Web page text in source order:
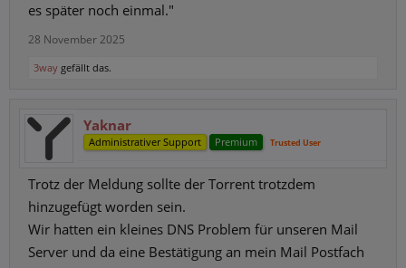
es später noch einmal."
28 November 2025
3way gefällt das.
Yaknar
Administrativer Support Premium Trusted User
Trotz der Meldung sollte der Torrent trotzdem
hinzugefügt worden sein.
Wir hatten ein kleines DNS Problem für unseren Mail
Server und da eine Bestätigung an mein Mail Postfach